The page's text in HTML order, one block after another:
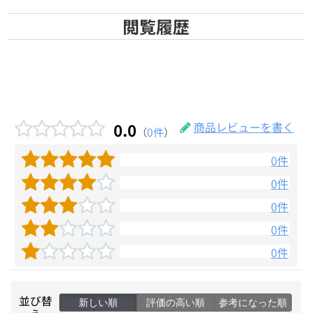
閲覧履歴
0.0 （0件）
商品レビューを書く
0件
0件
0件
0件
0件
並び替 新しい順 評価の高い順 参考になった順